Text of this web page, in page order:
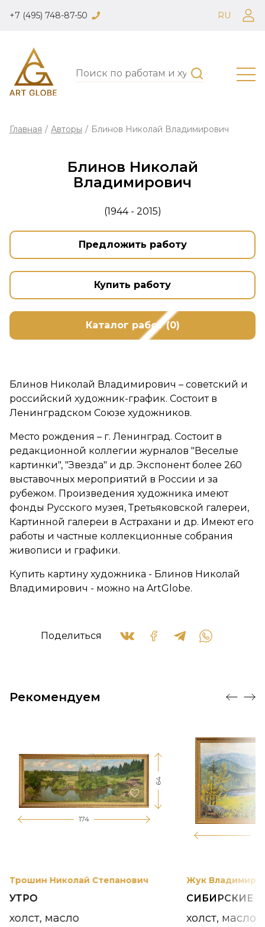
+7 (495) 748-87-50 RU
Главная / Авторы / Блинов Николай Владимирович
Блинов Николай
Владимирович
(1944 - 2015)
Предложить работу
Купить работу
Каталог работ (0)
Блинов Николай Владимирович – советский и
российский художник-график. Состоит в
Ленинградском Союзе художников.
Место рождения – г. Ленинград. Состоит в
редакционной коллегии журналов "Веселые
картинки", "Звезда" и др. Экспонент более 260
выставочных мероприятий в России и за
рубежом. Произведения художника имеют
фонды Русского музея, Третьяковской галереи,
Картинной галереи в Астрахани и др. Имеют его
работы и частные коллекционные собрания
живописи и графики.
Купить картину художника - Блинов Николай
Владимирович - можно на ArtGlobe.
Поделиться
Рекомендуем
174
64
Трошин Николай Степанович
УТРО
холст, масло
Жук Владимир
СИБИРСКИЕ
холст, масло